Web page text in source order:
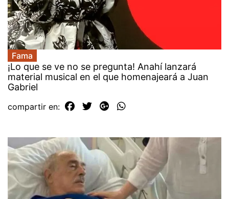
Fama
¡Lo que se ve no se pregunta! Anahí lanzará
material musical en el que homenajeará a Juan
Gabriel
compartir en: